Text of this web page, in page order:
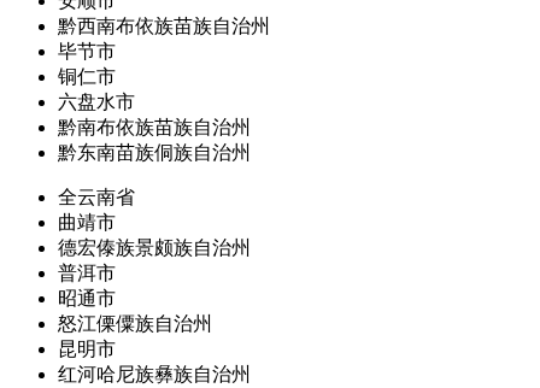
黔西南布依族苗族自治州
毕节市
铜仁市
六盘水市
黔南布依族苗族自治州
黔东南苗族侗族自治州
全云南省
曲靖市
德宏傣族景颇族自治州
普洱市
昭通市
怒江傈僳族自治州
昆明市
红河哈尼族彝族自治州